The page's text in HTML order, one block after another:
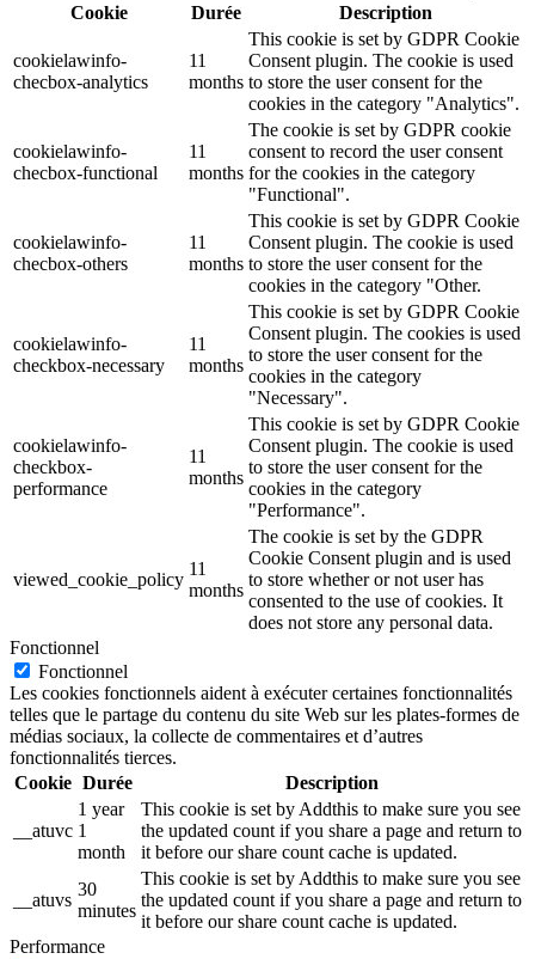
Cookie
Durée Description
cookielawinfo-
checbox-analytics
11
months
This cookie is set by GDPR Cookie
Consent plugin. The cookie is used
to store the user consent for the
cookies in the category "Analytics".
cookielawinfo-
checbox-functional
11
months
The cookie is set by GDPR cookie
consent to record the user consent
for the cookies in the category
"Functional".
cookielawinfo-
checbox-others
11
months
This cookie is set by GDPR Cookie
Consent plugin. The cookie is used
to store the user consent for the
cookies in the category "Other.
cookielawinfo-
checkbox-necessary
11
months
This cookie is set by GDPR Cookie
Consent plugin. The cookies is used
to store the user consent for the
cookies in the category
"Necessary".
cookielawinfo-
checkbox-
performance
11
months
This cookie is set by GDPR Cookie
Consent plugin. The cookie is used
to store the user consent for the
cookies in the category
"Performance".
viewed_cookie_policy
11
months
The cookie is set by the GDPR
Cookie Consent plugin and is used
to store whether or not user has
consented to the use of cookies. It
does not store any personal data.
Fonctionnel
Fonctionnel
Les cookies fonctionnels aident à exécuter certaines fonctionnalités
telles que le partage du contenu du site Web sur les plates-formes de
médias sociaux, la collecte de commentaires et d’autres
fonctionnalités tierces.
Cookie Durée Description
__atuvc
1 year
1
month
This cookie is set by Addthis to make sure you see
the updated count if you share a page and return to
it before our share count cache is updated.
__atuvs
30
minutes
This cookie is set by Addthis to make sure you see
the updated count if you share a page and return to
it before our share count cache is updated.
Performance